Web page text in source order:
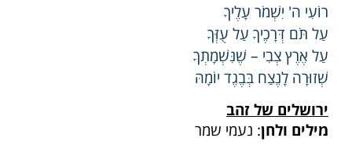
רוֹעִי ה' יִשְׁמֹר עָלֶיךָ
עַל תֹּם דְּרָכֶיךָ עַל עֻזְּךָ
עַל אֶרֶץ צְבִי – שֶׁנִּשְׁמָתְךָ
שְׁזוּרָה לָנֶצַח בְּבֶגֶד יוֹמָהּ
ירושלים של זהב
מילים ולחן: נעמי שמר